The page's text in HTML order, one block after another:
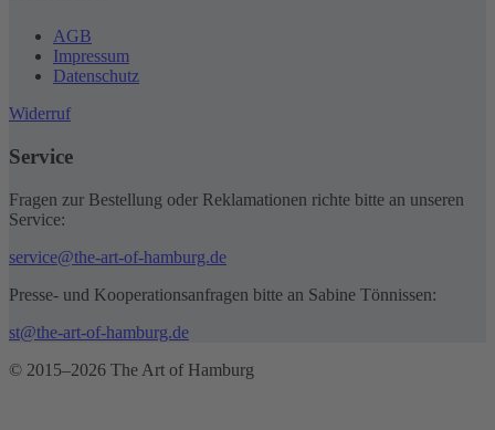
AGB
Impressum
Datenschutz
Widerruf
Service
Fragen zur Bestellung oder Reklamationen richte bitte an unseren
Service:
service@the-art-of-hamburg.de
Presse- und Kooperationsanfragen bitte an Sabine Tönnissen:
st@the-art-of-hamburg.de
© 2015–2026 The Art of Hamburg